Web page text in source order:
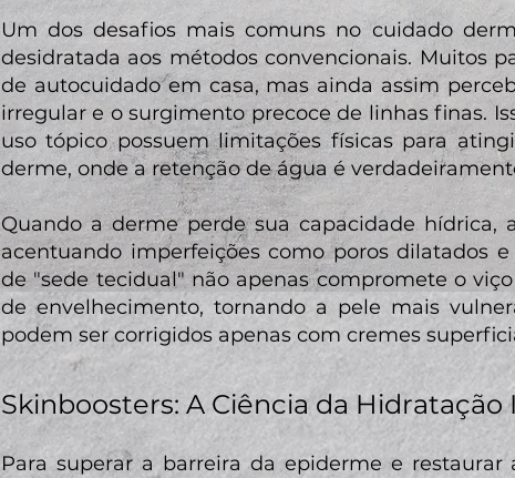
Um dos desafios mais comuns no cuidado
desidratada aos métodos convencionais. Muitos
de autocuidado em casa, mas ainda assim
irregular e o surgimento precoce de linhas finas.
uso tópico possuem limitações físicas para
derme, onde a retenção de água é
Quando a derme perde sua capacidade hídrica,
acentuando imperfeições como poros dilatados
de "sede tecidual" não apenas compromete o
de envelhecimento, tornando a pele mais
podem ser corrigidos apenas com cremes
Skinboosters: A Ciência da Hidratação
Para superar a barreira da epiderme e